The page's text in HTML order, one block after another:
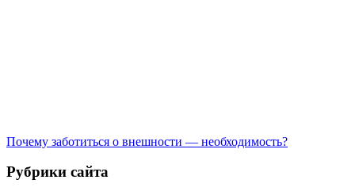
Почему заботиться о внешности — необходимость?
Рубрики сайта